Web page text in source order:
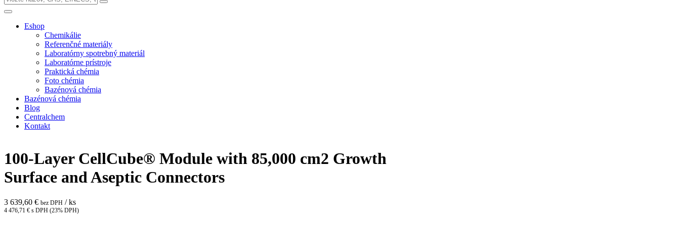
Eshop
Chemikálie
Referenčné materiály
Laboratórny spotrebný materiál
Laboratórne prístroje
Praktická chémia
Foto chémia
Bazénová chémia
Bazénová chémia
Blog
Centralchem
Kontakt
100-Layer CellCube® Module with 85,000 cm2 Growth
Surface and Aseptic Connectors
3 639,60 € bez DPH / ks
4 476,71 € s DPH (23% DPH)